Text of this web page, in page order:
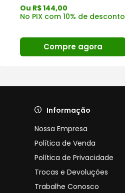
Ou R$ 144,00
No PIX com 10% de desconto
Compre agora
Informação
Nossa Empresa
Política de Venda
Política de Privacidade
Trocas e Devoluções
Trabalhe Conosco